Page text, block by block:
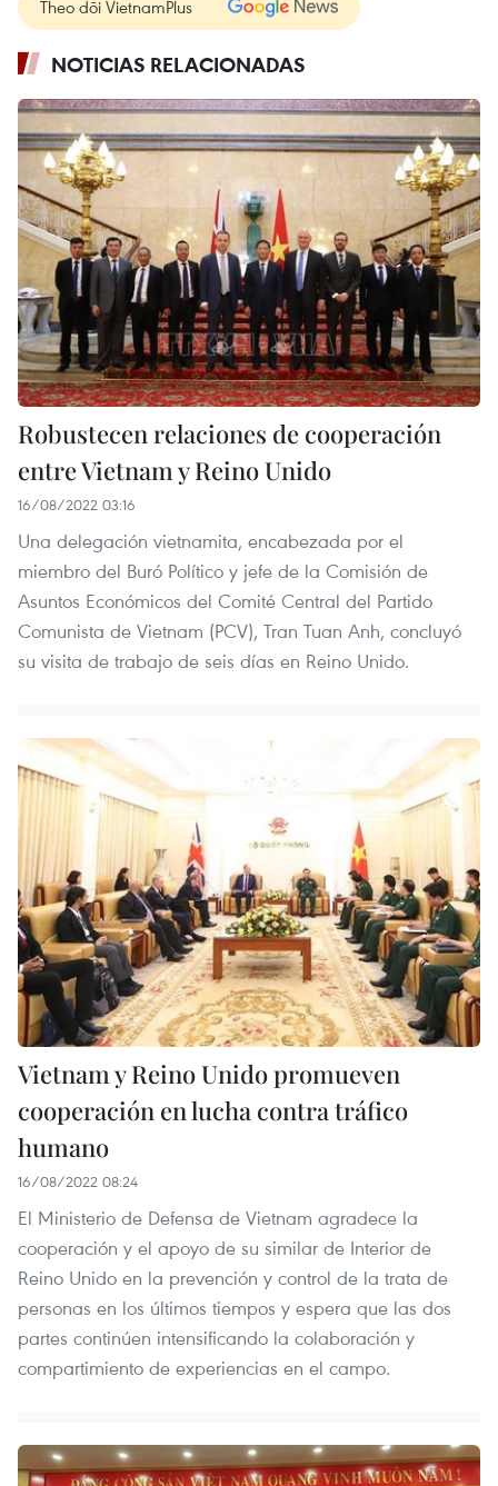
Theo dõi VietnamPlus
NOTICIAS RELACIONADAS
Robustecen relaciones de cooperación
entre Vietnam y Reino Unido
16/08/2022 03:16
Una delegación vietnamita, encabezada por el
miembro del Buró Político y jefe de la Comisión de
Asuntos Económicos del Comité Central del Partido
Comunista de Vietnam (PCV), Tran Tuan Anh, concluyó
su visita de trabajo de seis días en Reino Unido.
Vietnam y Reino Unido promueven
cooperación en lucha contra tráfico
humano
16/08/2022 08:24
El Ministerio de Defensa de Vietnam agradece la
cooperación y el apoyo de su similar de Interior de
Reino Unido en la prevención y control de la trata de
personas en los últimos tiempos y espera que las dos
partes continúen intensificando la colaboración y
compartimiento de experiencias en el campo.